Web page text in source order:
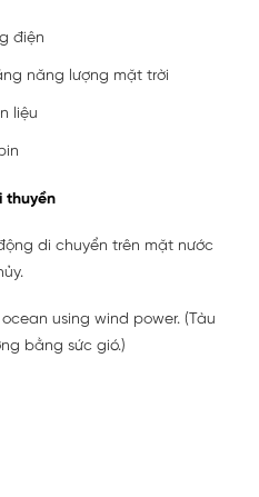
điện
năng lượng mặt trời
liệu
thuyền
di chuyển trên mặt nước
using wind power. (Tàu
bằng sức gió.)